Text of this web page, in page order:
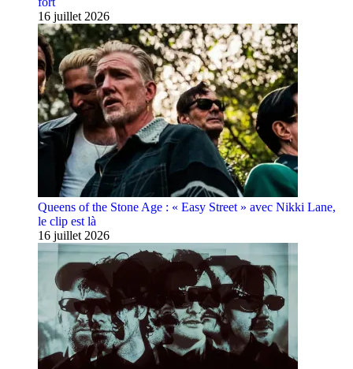
16 juillet 2026
Queens of the Stone Age : « Easy Street » avec Nikki Lane,
le clip est là
16 juillet 2026